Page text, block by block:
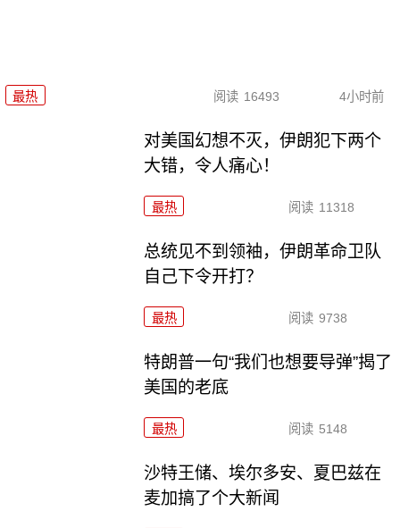
最热 阅读 16493 4小时前
对美国幻想不灭，伊朗犯下两个
大错，令人痛心！
最热 阅读 11318
总统见不到领袖，伊朗革命卫队
自己下令开打？
最热 阅读 9738
特朗普一句“我们也想要导弹”揭了
美国的老底
最热 阅读 5148
沙特王储、埃尔多安、夏巴兹在
麦加搞了个大新闻